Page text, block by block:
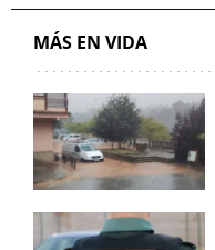
MÁS EN VIDA